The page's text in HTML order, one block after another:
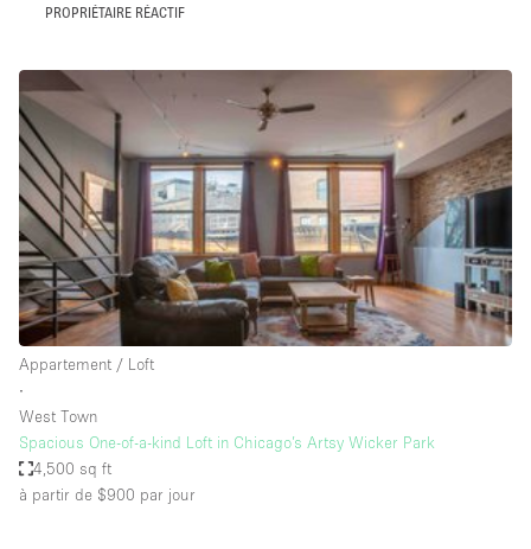
Galerie d'art
Lobby / Accueil
Maison / Villa / Hôtel Particulier
Restaurant / Bar / Café
Rooftop
Salle
Salle de Conférence
Salle de Réunion
Salon Beauté / Coiffure
Studio Photo / Tournage
Étal de Marché
PROPRIÉTAIRE RÉACTIF
Appartement / Loft
∙
West Town
Spacious One-of-a-kind Loft in Chicago’s Artsy Wicker Park
4,500 sq ft
à partir de $900 par jour